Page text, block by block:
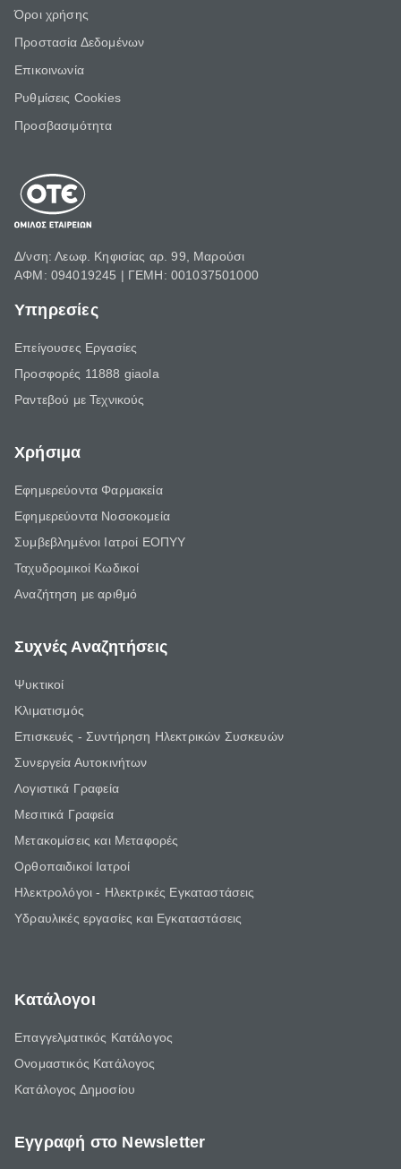
Όροι χρήσης
Προστασία Δεδομένων
Επικοινωνία
Ρυθμίσεις Cookies
Προσβασιμότητα
Δ/νση: Λεωφ. Κηφισίας αρ. 99, Μαρούσι
ΑΦΜ: 094019245 | ΓΕΜΗ: 001037501000
Υπηρεσίες
Επείγουσες Εργασίες
Προσφορές 11888 giaola
Ραντεβού με Τεχνικούς
Χρήσιμα
Εφημερεύοντα Φαρμακεία
Εφημερεύοντα Νοσοκομεία
Συμβεβλημένοι Ιατροί ΕΟΠΥΥ
Ταχυδρομικοί Κωδικοί
Αναζήτηση με αριθμό
Συχνές Αναζητήσεις
Ψυκτικοί
Κλιματισμός
Επισκευές - Συντήρηση Ηλεκτρικών Συσκευών
Συνεργεία Αυτοκινήτων
Λογιστικά Γραφεία
Μεσιτικά Γραφεία
Μετακομίσεις και Μεταφορές
Ορθοπαιδικοί Ιατροί
Ηλεκτρολόγοι - Ηλεκτρικές Εγκαταστάσεις
Υδραυλικές εργασίες και Εγκαταστάσεις
Κατάλογοι
Επαγγελματικός Κατάλογος
Ονομαστικός Κατάλογος
Κατάλογος Δημοσίου
Εγγραφή στο Newsletter